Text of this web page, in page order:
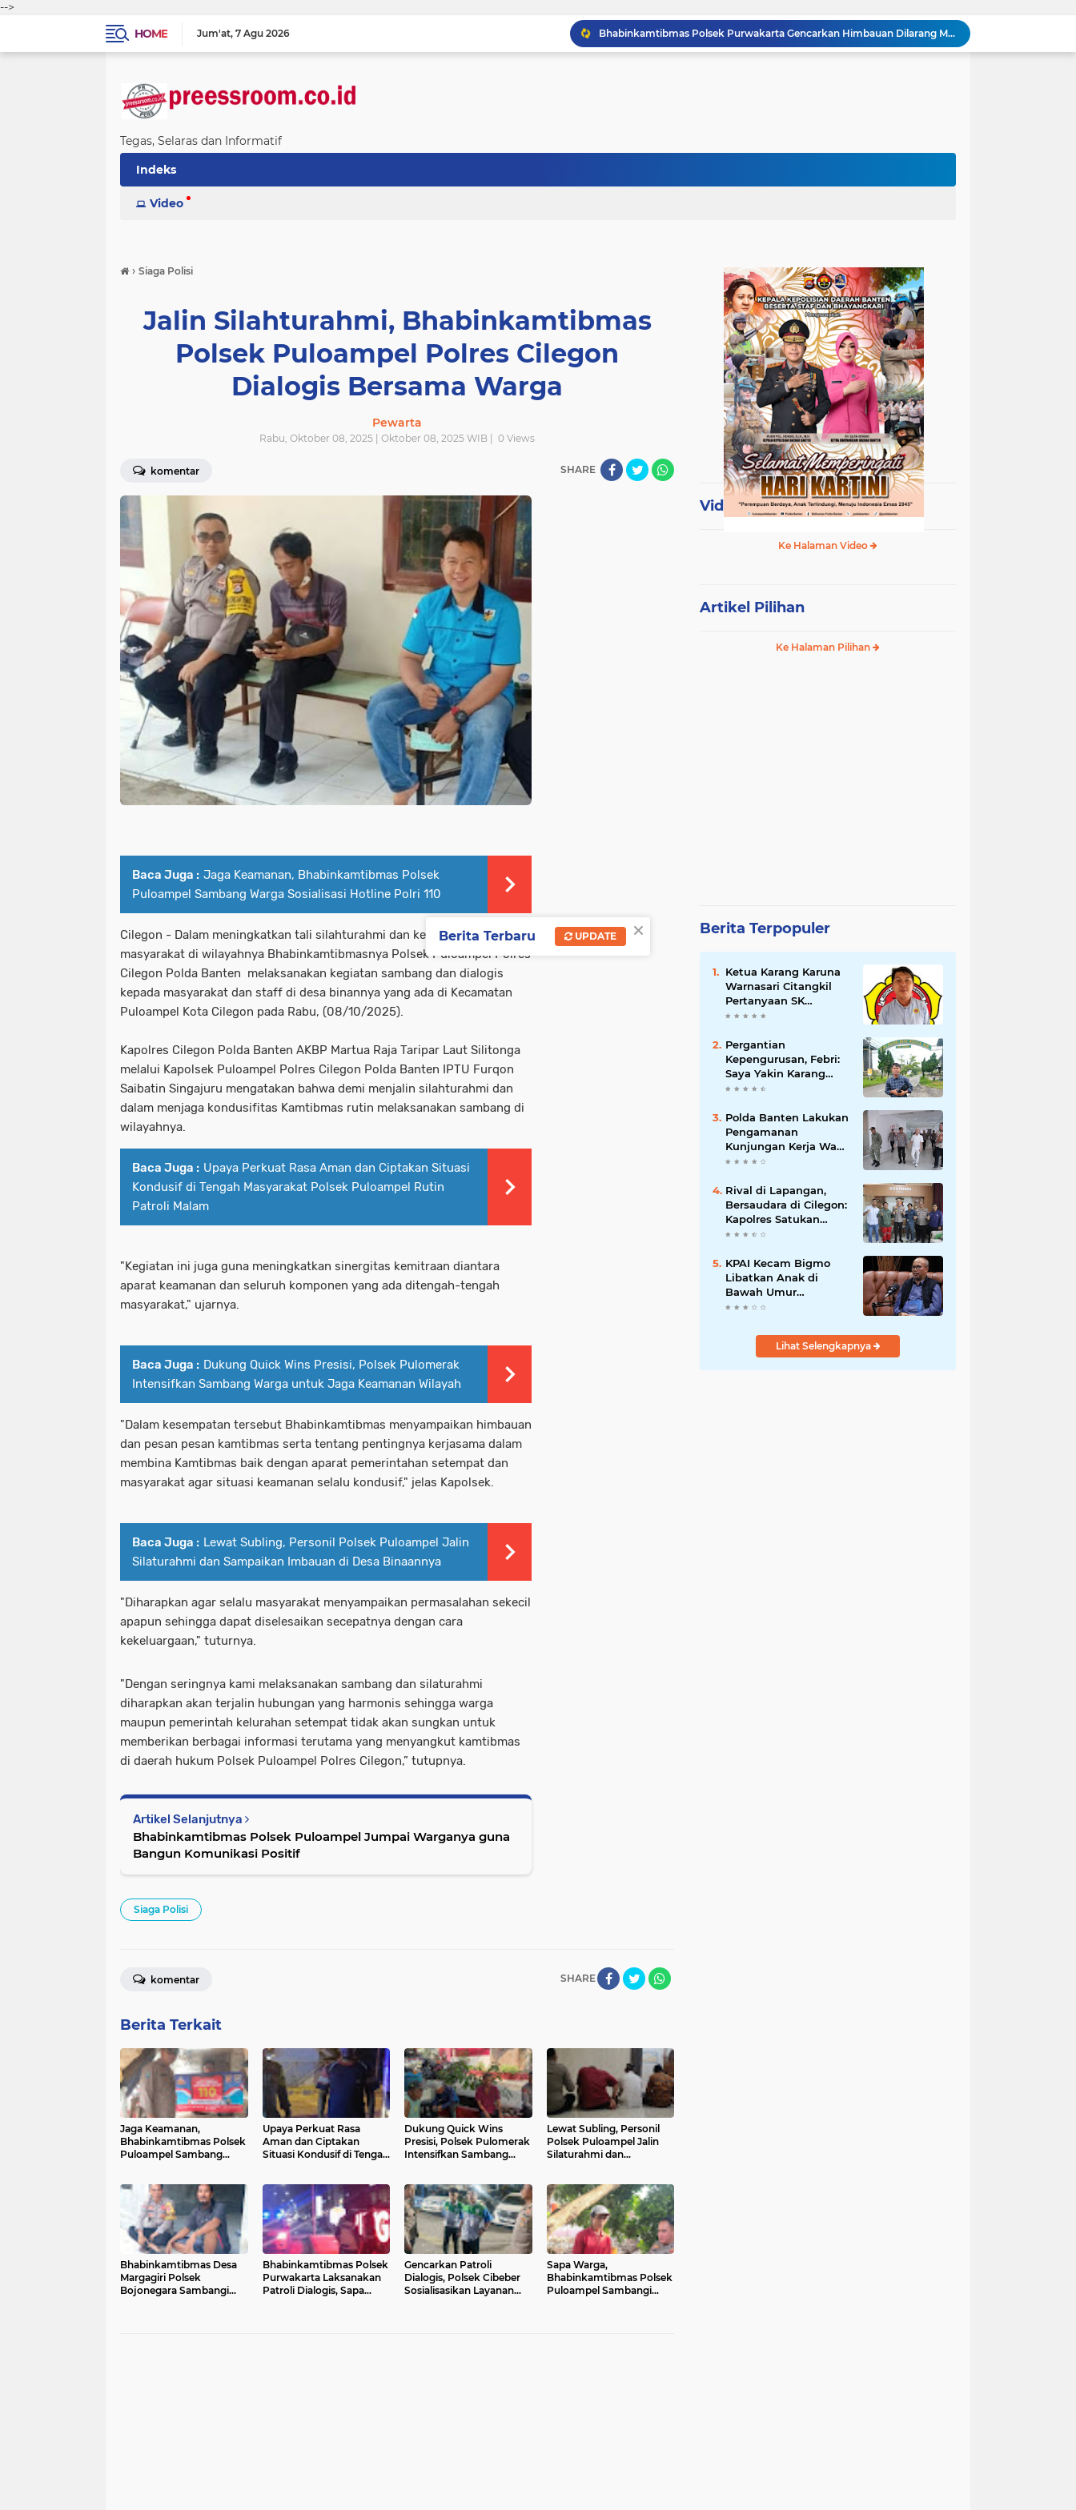
-->
HOME
Jum'at 7 Agu 2026
Sinergitas, Bhabinkamtibmas Polsek Anyar Jalin Silaturahmi Bersama Masyarakat
502 Ribu Liter Air Bersih Disalurkan Polda Banten untuk Enam Kecamatan di Kabupaten Serang
Ditreskrimum Polda Banten Tetapkan Dua Tersangka Kasus Aksi Anarkis dan Penghasutan di Balaraja
Tegas, Selaras dan Informatif
Indeks
Video
› Siaga Polisi
Jalin Silahturahmi, Bhabinkamtibmas
Polsek Puloampel Polres Cilegon
Dialogis Bersama Warga
Pewarta
Rabu, Oktober 08, 2025 | Oktober 08, 2025 WIB | 0 Views
komentar SHARE
Baca Juga : Jaga Keamanan, Bhabinkamtibmas Polsek
Puloampel Sambang Warga Sosialisasi Hotline Polri 110
Cilegon - Dalam meningkatkan tali silahturahmi dan kedekatan bersama
masyarakat di wilayahnya Bhabinkamtibmasnya Polsek Puloampel Polres
Cilegon Polda Banten melaksanakan kegiatan sambang dan dialogis
kepada masyarakat dan staff di desa binannya yang ada di Kecamatan
Puloampel Kota Cilegon pada Rabu, (08/10/2025).
Kapolres Cilegon Polda Banten AKBP Martua Raja Taripar Laut Silitonga
melalui Kapolsek Puloampel Polres Cilegon Polda Banten IPTU Furqon
Saibatin Singajuru mengatakan bahwa demi menjalin silahturahmi dan
dalam menjaga kondusifitas Kamtibmas rutin melaksanakan sambang di
wilayahnya.
Baca Juga : Upaya Perkuat Rasa Aman dan Ciptakan Situasi
Kondusif di Tengah Masyarakat Polsek Puloampel Rutin
Patroli Malam
"Kegiatan ini juga guna meningkatkan sinergitas kemitraan diantara
aparat keamanan dan seluruh komponen yang ada ditengah-tengah
masyarakat," ujarnya.
Baca Juga : Dukung Quick Wins Presisi, Polsek Pulomerak
Intensifkan Sambang Warga untuk Jaga Keamanan Wilayah
"Dalam kesempatan tersebut Bhabinkamtibmas menyampaikan himbauan
dan pesan pesan kamtibmas serta tentang pentingnya kerjasama dalam
membina Kamtibmas baik dengan aparat pemerintahan setempat dan
masyarakat agar situasi keamanan selalu kondusif," jelas Kapolsek.
Baca Juga : Lewat Subling, Personil Polsek Puloampel Jalin
Silaturahmi dan Sampaikan Imbauan di Desa Binaannya
"Diharapkan agar selalu masyarakat menyampaikan permasalahan sekecil
apapun sehingga dapat diselesaikan secepatnya dengan cara
kekeluargaan," tuturnya.
"Dengan seringnya kami melaksanakan sambang dan silaturahmi
diharapkan akan terjalin hubungan yang harmonis sehingga warga
maupun pemerintah kelurahan setempat tidak akan sungkan untuk
memberikan berbagai informasi terutama yang menyangkut kamtibmas
di daerah hukum Polsek Puloampel Polres Cilegon,” tutupnya.
Artikel Selanjutnya
Bhabinkamtibmas Polsek Puloampel Jumpai Warganya guna
Bangun Komunikasi Positif
Siaga Polisi
SHARE
komentar
Berita Terkait
Jaga Keamanan,
Bhabinkamtibmas Polsek
Puloampel Sambang
Upaya Perkuat Rasa
Aman dan Ciptakan
Situasi Kondusif di Tengah
Malam
Dukung Quick Wins
Presisi, Polsek Pulomerak
Intensifkan Sambang
Lewat Subling, Personil
Polsek Puloampel Jalin
Silaturahmi dan
Bhabinkamtibmas Desa
Margagiri Polsek
Bojonegara Sambangi
Bhabinkamtibmas Polsek
Purwakarta Laksanakan
Patroli Dialogis, Sapa
Gencarkan Patroli
Dialogis, Polsek Cibeber
Sosialisasikan Layanan
Sapa Warga,
Bhabinkamtibmas Polsek
Puloampel Sambangi
Video Terpopuler
Ke Halaman Video
Artikel Pilihan
Ke Halaman Pilihan
Berita Terpopuler
Ketua Karang Karuna
Warnasari Citangkil
Pertanyaan SK
Karetaker dan Urgensi
Berduka
Pergantian
Kepengurusan, Febri:
Saya Yakin Karang
Taruna Wanakarsa
Kepemimpinan Bung
Entus Jauh Membawa
Manfaat
Polda Banten Lakukan
Pengamanan
Kunjungan Kerja Wakil
Presiden RI
Rival di Lapangan,
Bersaudara di Cilegon:
Kapolres Satukan
Viking dan Jak Mania
Piala Presiden 2026
KPAI Kecam Bigmo
Libatkan Anak di
Bawah Umur
Promosikan Liquid
Bertindak Tegas
Lihat Selengkapnya
×
Berita Terbaru UPDATE